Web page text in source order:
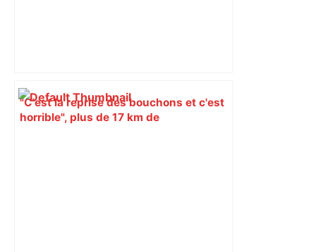
"C'est la reprise des bouchons et c'est
horrible", plus de 17 km de